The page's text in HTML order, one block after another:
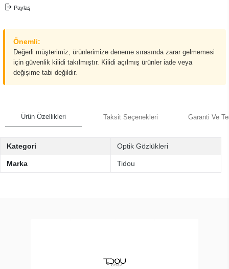
Paylaş
Önemli:
Değerli müşterimiz, ürünlerimize deneme sırasında zarar gelmemesi
için güvenlik kilidi takılmıştır. Kilidi açılmış ürünler iade veya
değişime tabi değildir.
Ürün Özellikleri Taksit Seçenekleri Garanti Ve
Kategori Optik Gözlükleri
Marka Tidou